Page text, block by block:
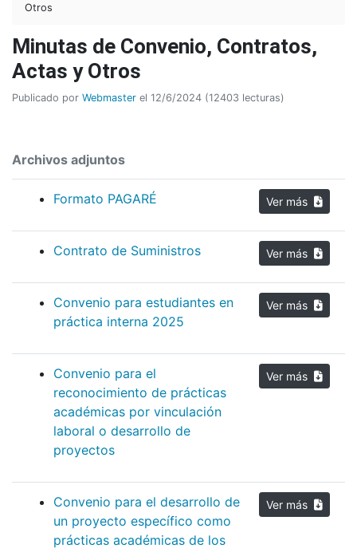
Otros
Minutas de Convenio, Contratos,
Actas y Otros
Publicado por Webmaster el 12/6/2024 (12403 lecturas)
Archivos adjuntos
Formato PAGARÉ Ver más
Contrato de Suministros Ver más
Convenio para estudiantes en
práctica interna 2025
Ver más
Convenio para el
reconocimiento de prácticas
académicas por vinculación
laboral o desarrollo de
proyectos
Ver más
Convenio para el desarrollo de
un proyecto específico como
prácticas académicas de los
Ver más